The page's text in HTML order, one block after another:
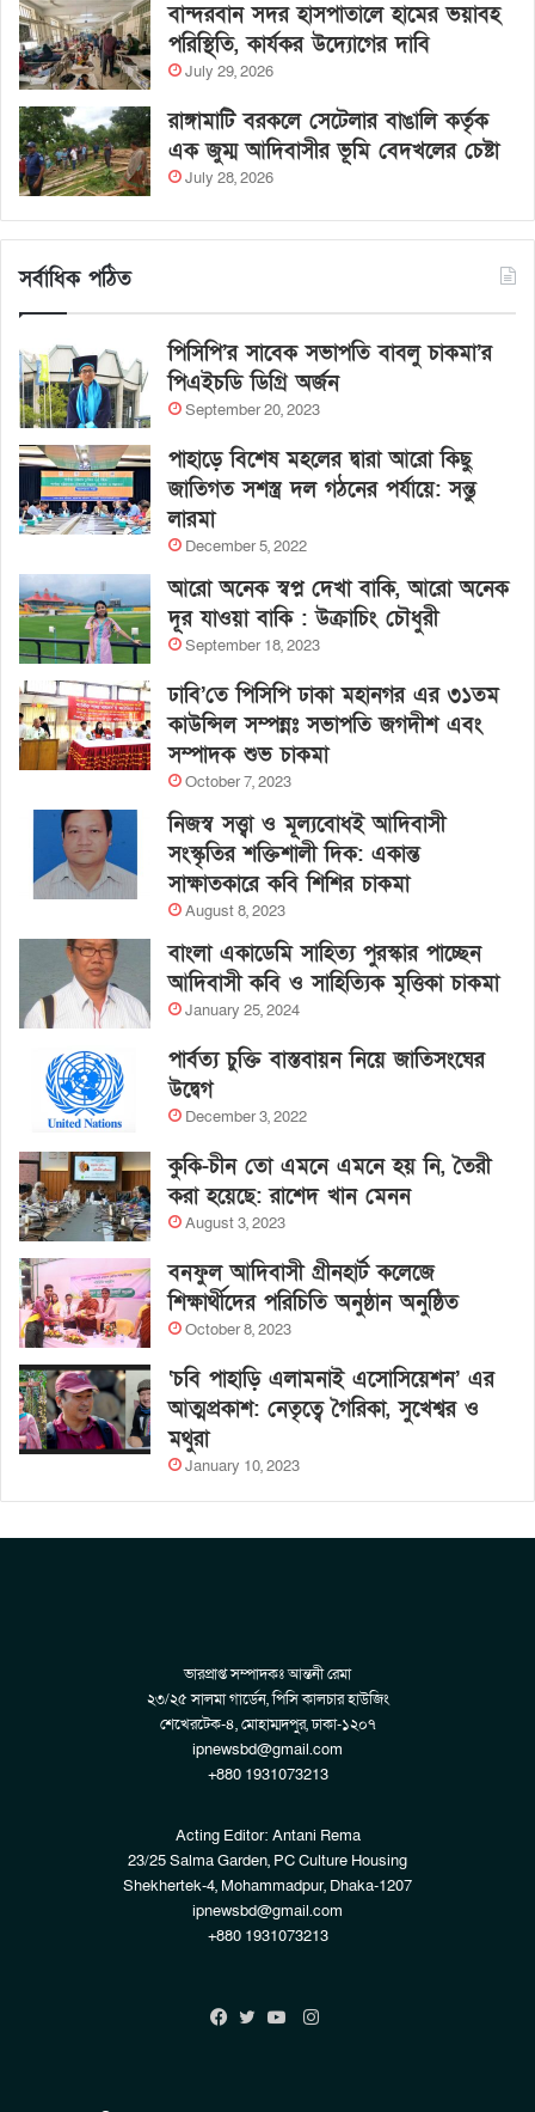
বান্দরবান সদর হাসপাতালে হামের ভয়াবহ
পরিস্থিতি, কার্যকর উদ্যোগের দাবি
July 29, 2026
রাঙ্গামাটি বরকলে সেটেলার বাঙালি কর্তৃক
এক জুম্ম আদিবাসীর ভূমি বেদখলের চেষ্টা
July 28, 2026
সর্বাধিক পঠিত
পিসিপি’র সাবেক সভাপতি বাবলু চাকমা’র
পিএইচডি ডিগ্রি অর্জন
September 20, 2023
পাহাড়ে বিশেষ মহলের দ্বারা আরো কিছু
জাতিগত সশস্ত্র দল গঠনের পর্যায়ে: সন্তু
লারমা
December 5, 2022
আরো অনেক স্বপ্ন দেখা বাকি, আরো অনেক
দূর যাওয়া বাকি : উক্রাচিং চৌধুরী
September 18, 2023
ঢাবি’তে পিসিপি ঢাকা মহানগর এর ৩১তম
কাউন্সিল সম্পন্নঃ সভাপতি জগদীশ এবং
সম্পাদক শুভ চাকমা
October 7, 2023
নিজস্ব সত্ত্বা ও মূল্যবোধই আদিবাসী
সংস্কৃতির শক্তিশালী দিক: একান্ত
সাক্ষাতকারে কবি শিশির চাকমা
August 8, 2023
বাংলা একাডেমি সাহিত্য পুরস্কার পাচ্ছেন
আদিবাসী কবি ও সাহিত্যিক মৃত্তিকা চাকমা
January 25, 2024
পার্বত্য চুক্তি বাস্তবায়ন নিয়ে জাতিসংঘের
উদ্বেগ
December 3, 2022
কুকি-চীন তো এমনে এমনে হয় নি, তৈরী
করা হয়েছে: রাশেদ খান মেনন
August 3, 2023
বনফুল আদিবাসী গ্রীনহার্ট কলেজে
শিক্ষার্থীদের পরিচিতি অনুষ্ঠান অনুষ্ঠিত
October 8, 2023
‘চবি পাহাড়ি এলামনাই এসোসিয়েশন’ এর
আত্মপ্রকাশ: নেতৃত্বে গৈরিকা, সুখেশ্বর ও
মথুরা
January 10, 2023
ভারপ্রাপ্ত সম্পাদকঃ আন্তনী রেমা
২৩/২৫ সালমা গার্ডেন, পিসি কালচার হাউজিং
শেখেরটেক-৪, মোহাম্মদপুর, ঢাকা-১২০৭
ipnewsbd@gmail.com
+880 1931073213
Acting Editor: Antani Rema
23/25 Salma Garden, PC Culture Housing
Shekhertek-4, Mohammadpur, Dhaka-1207
ipnewsbd@gmail.com
+880 1931073213
Instagram